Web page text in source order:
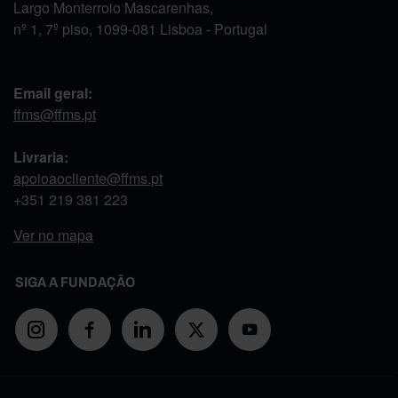
Largo Monterroio Mascarenhas,
nº 1, 7º piso, 1099-081 Lisboa - Portugal
Email geral:
ffms@ffms.pt
Livraria:
apoioaocliente@ffms.pt
+351 219 381 223
Ver no mapa
SIGA A FUNDAÇÃO